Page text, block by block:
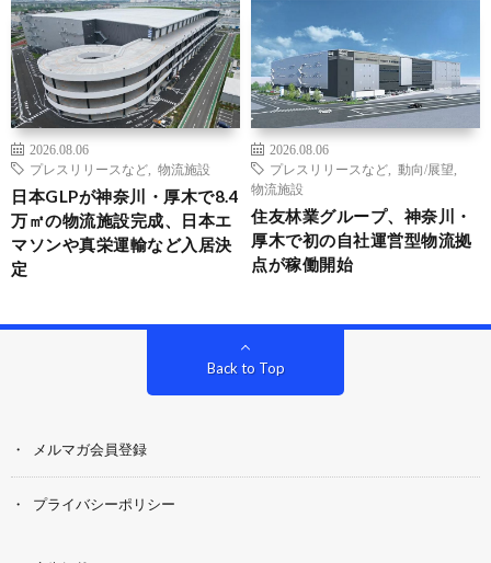
2026.08.06
プレスリリースなど
物流施設
日本GLPが神奈川・厚木で8.4
万㎡の物流施設完成、日本エ
マソンや真栄運輸など入居決
定
2026.08.06
プレスリリースなど
動向/展望
物流施設
住友林業グループ、神奈川・
厚木で初の自社運営型物流拠
点が稼働開始
Back to Top
メルマガ会員登録
プライバシーポリシー